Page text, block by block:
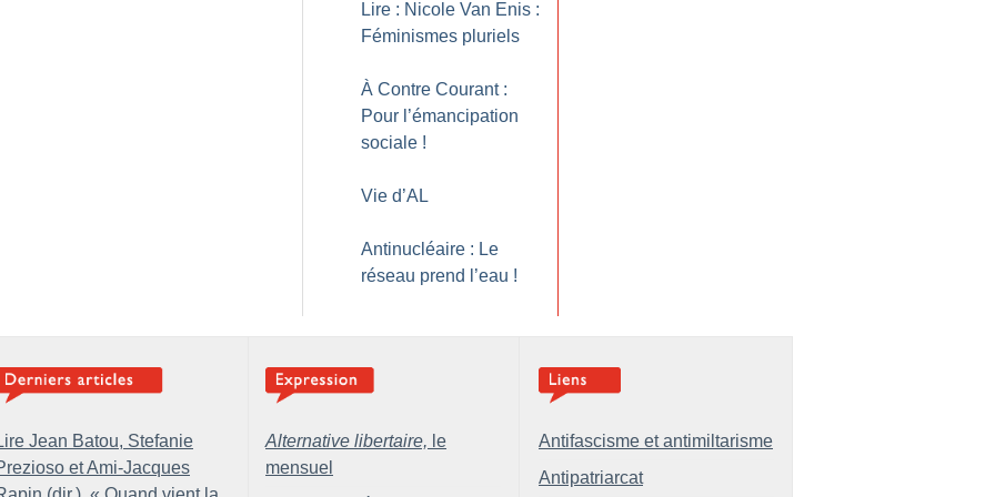
Lire : Nicole Van Enis :
Féminismes pluriels
À Contre Courant :
Pour l’émancipation
sociale !
Vie d’AL
Antinucléaire : Le
réseau prend l’eau !
Jean Batou, Stefanie
et Ami-Jacques
Alternative libertaire, le
mensuel
Antifascisme et antimiltarisme
Antipatriarcat